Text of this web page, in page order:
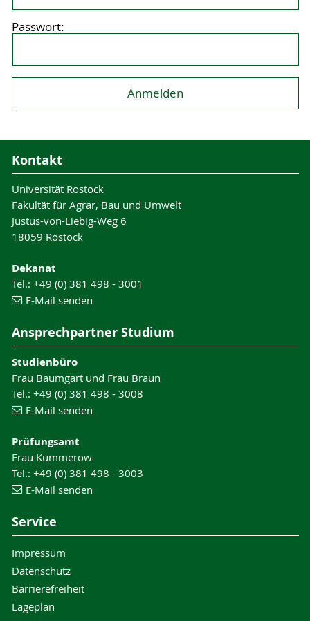
Passwort:
Kontakt
Universität Rostock
Fakultät für Agrar, Bau und Umwelt
Justus-von-Liebig-Weg 6
18059 Rostock
Dekanat
Tel.: +49 (0) 381 498 - 3001
E-Mail senden
Ansprechpartner Studium
Studienbüro
Frau Baumgart und Frau Braun
Tel.: +49 (0) 381 498 - 3008
E-Mail senden
Prüfungsamt
Frau Kummerow
Tel.: +49 (0) 381 498 - 3003
E-Mail senden
Service
Impressum
Datenschutz
Barrierefreiheit
Lageplan